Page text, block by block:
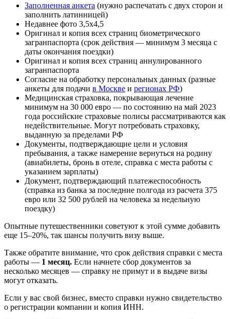
Заполненная анкета (нужно распечатать с двух сторон и
заполнить латинницей)
Недавнее фото 3,5х4,5
Оригинал и копия всех страниц биометрического
загранпаспорта (срок действия — минимум 3 месяца с
даты окончания поездки)
Оригинал и копия всех страниц аннулированного
загранпаспорта
Согласие на обработку персональных данных (разные
анкеты для подачи в Москве и регионах РФ)
Медицинская страховка, покрывающая лечение
минимум на 30 000 евро — по состоянию на май 2023
года российские страховые полисы рассматриваются как
недействительные. Могут потребовать страховку,
выданную за пределами РФ
Документы, подтверждающие цели и условия
пребывания, а также намерение вернуться на родину
(авиабилеты, бронь в отеле, справка с места работы с
указанием зарплаты)
Документ, подтверждающий платежеспособность
(справка из банка за последние полгода из расчета 375
евро или 32 500 рублей на человека за недельную
поездку)
Опытные путешественники советуют к этой сумме добавить
еще 15–20%, так шансы получить визу выше.
Также обратите внимание, что срок действия справки с места
работы — 1 месяц. Если начнете сбор документов за
несколько месяцев — справку не примут и в выдаче визы
могут отказать.
Если у вас свой бизнес, вместо справки нужно свидетельство
о регистрации компании и копия ИНН.